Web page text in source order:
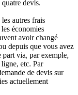
devis.
autres frais
économies
avoir changé
depuis que vous avez
via, par exemple,
etc. Par
de devis sur
actuellement